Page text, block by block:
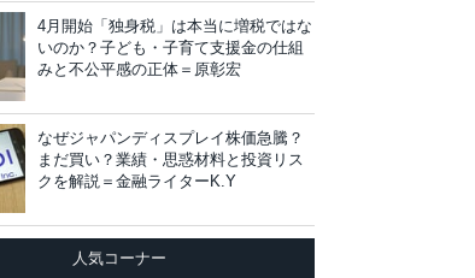
4月開始「独身税」は本当に増税ではな
いのか？子ども・子育て支援金の仕組
みと不公平感の正体＝原彰宏
なぜジャパンディスプレイ株価急騰？
まだ買い？業績・思惑材料と投資リス
クを解説＝金融ライターK.Y
人気コーナー